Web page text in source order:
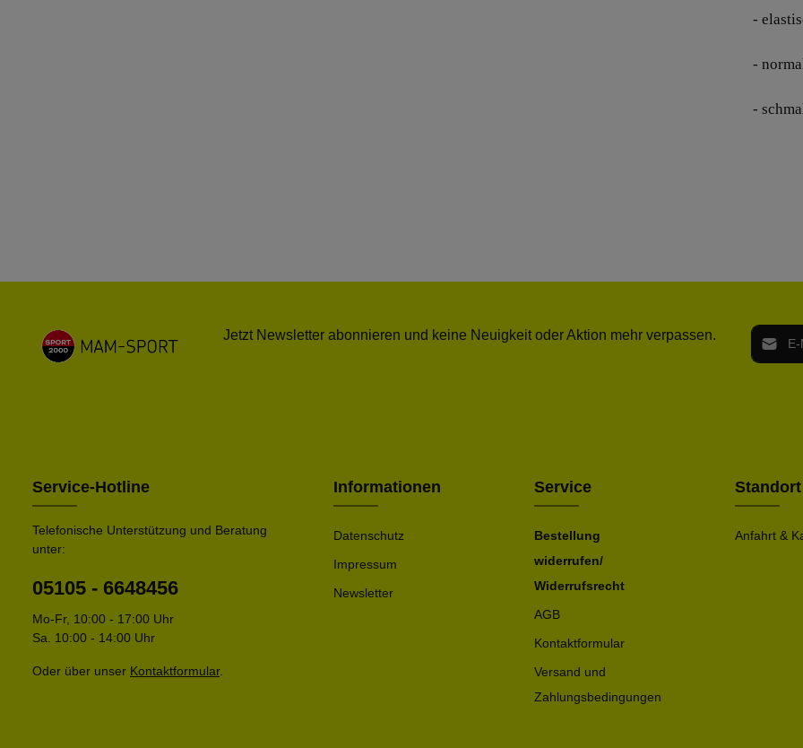
-
-
-
Jetzt Newsletter abonnieren und keine Neuigkeit oder Aktion mehr verpassen. E-Mail-
Service-Hotline
Telefonische Unterstützung und Beratung
unter:
05105 - 6648456
Mo-Fr, 10:00 - 17:00 Uhr
Sa. 10:00 - 14:00 Uhr
Oder über unser Kontaktformular.
Informationen
Datenschutz
Impressum
Newsletter
Service
Bestellung
widerrufen/
Widerrufsrecht
AGB
Kontaktformular
Versand und
Zahlungsbedingungen
Standort
Anfahrt &